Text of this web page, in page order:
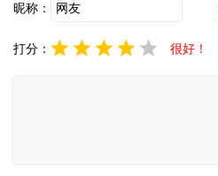
昵称：
打分： 很好！